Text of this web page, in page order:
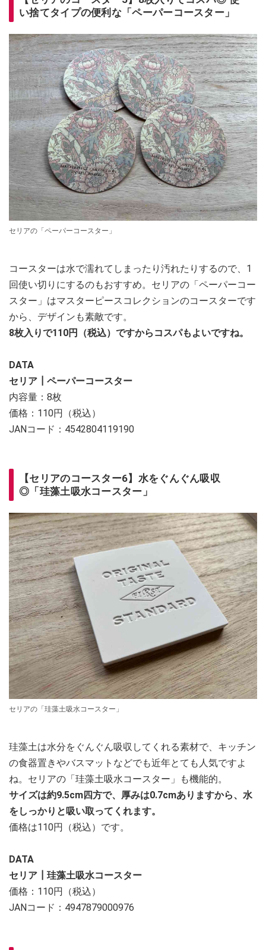
い捨てタイプの便利な「ペーパーコースター」
セリアの「ペーパーコースター」
コースターは水で濡れてしまったり汚れたりするので、1
回使い切りにするのもおすすめ。セリアの「ペーパーコー
スター」はマスターピースコレクションのコースターです
から、デザインも素敵です。
8枚入りで110円（税込）ですからコスパもよいですね。
DATA
セリア┃ペーパーコースター
内容量：8枚
価格：110円（税込）
JANコード：4542804119190
【セリアのコースター6】水をぐんぐん吸収
◎「珪藻土吸水コースター」
セリアの「珪藻土吸水コースター」
珪藻土は水分をぐんぐん吸収してくれる素材で、キッチン
の食器置きやバスマットなどでも近年とても人気ですよ
ね。セリアの「珪藻土吸水コースター」も機能的。
サイズは約9.5cm四方で、厚みは0.7cmありますから、水
をしっかりと吸い取ってくれます。
価格は110円（税込）です。
DATA
セリア┃珪藻土吸水コースター
価格：110円（税込）
JANコード：4947879000976